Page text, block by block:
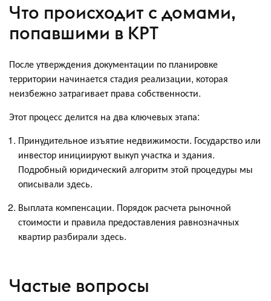
Что происходит с домами,
попавшими в КРТ
После утверждения документации по планировке
территории начинается стадия реализации, которая
неизбежно затрагивает права собственности.
Этот процесс делится на два ключевых этапа:
Принудительное изъятие недвижимости. Государство или
инвестор инициируют выкуп участка и здания.
Подробный юридический алгоритм этой процедуры мы
описывали здесь.
Выплата компенсации. Порядок расчета рыночной
стоимости и правила предоставления равнозначных
квартир разбирали здесь.
Частые вопросы